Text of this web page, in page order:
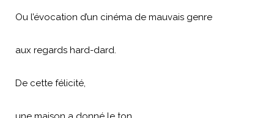
Ou l’évocation d’un cinéma de mauvais genre
aux regards hard-dard.
De cette félicité,